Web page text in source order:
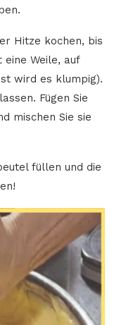
Hitze kochen, bis
Weile, auf
wird es klumpig).
Fügen Sie
mischen Sie sie
füllen und die